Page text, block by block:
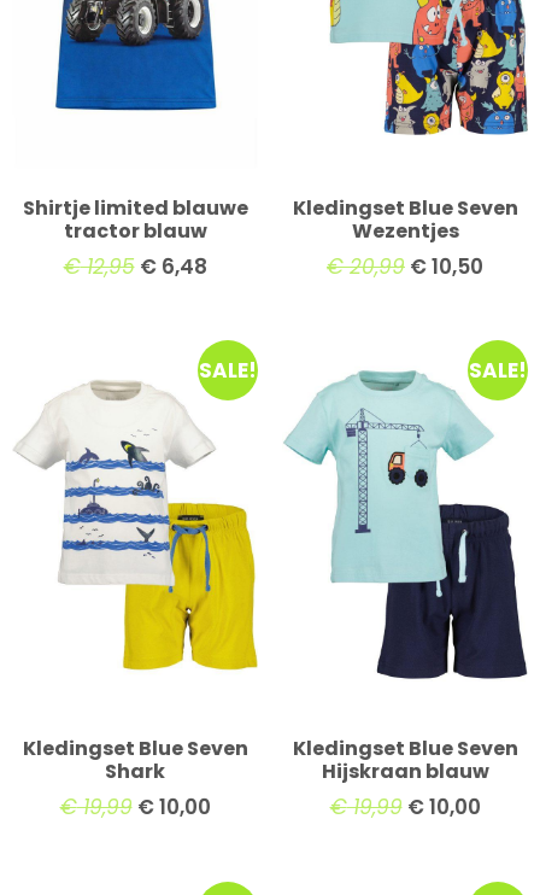
Shirtje limited blauwe
tractor blauw
€12,95 €6,48
Kledingset Blue Seven
Wezentjes
€20,99 €10,50
SALE!
Kledingset Blue Seven
Shark
€19,99 €10,00
SALE!
Kledingset Blue Seven
Hijskraan blauw
€19,99 €10,00